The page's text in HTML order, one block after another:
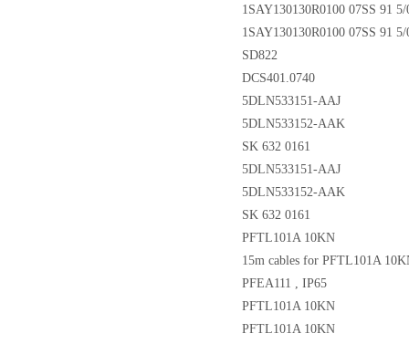
1SAY130130R0100 07SS 91
1SAY130130R0100 07SS 91
SD822
DCS401.0740
5DLN533151-AAJ
5DLN533152-AAK
SK 632 0161
5DLN533151-AAJ
5DLN533152-AAK
SK 632 0161
PFTL101A 10KN
15m cables for PFTL101A
PFEA111 , IP65
PFTL101A 10KN
PFTL101A 10KN